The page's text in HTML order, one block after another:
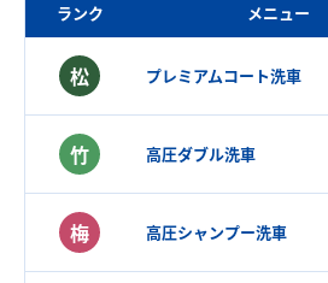
ランク メニュー
松 プレミアムコート洗車
竹 高圧ダブル洗車
梅 高圧シャンプー洗車